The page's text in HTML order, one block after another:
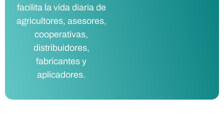
facilita la vida diaria de
agricultores, asesores,
cooperativas,
distribuidores,
fabricantes y
aplicadores.